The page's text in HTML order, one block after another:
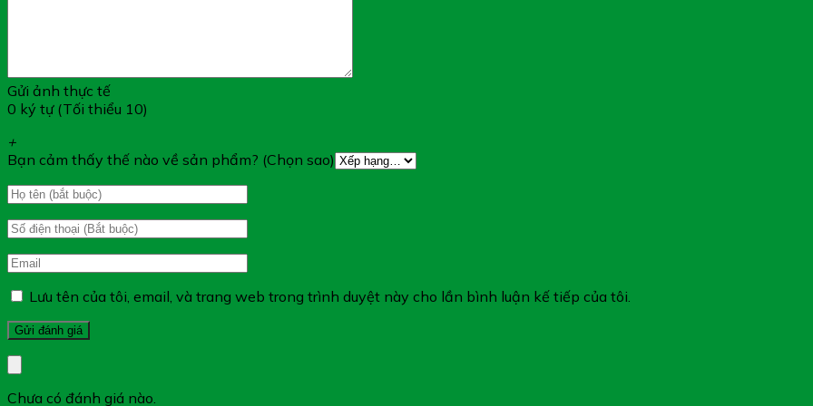
Gửi ảnh thực tế
0 ký tự (Tối thiểu 10)
+
Bạn cảm thấy thế nào về sản phẩm? (Chọn sao)
Lưu tên của tôi, email, và trang web trong trình duyệt này cho lần bình luận kế tiếp của tôi.
Chưa có đánh giá nào.